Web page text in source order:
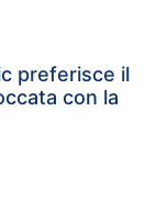
preferisce il
con la